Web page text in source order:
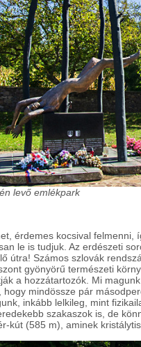
levő emlékpark
érdemes kocsival
le is tudjuk. Az erdészeti
útra! Számos szlovák
gyönyörű természeti
a hozzátartozók. Mi
mindössze pár
inkább lelkileg, mint
szakaszok is, de
kút (585 m), aminek